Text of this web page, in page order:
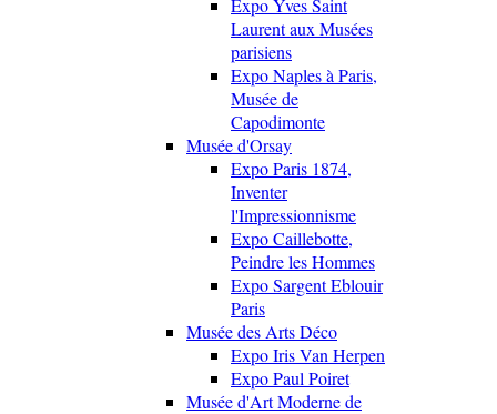
Expo Yves Saint
Laurent aux Musées
parisiens
Expo Naples à Paris,
Musée de
Capodimonte
Musée d'Orsay
Expo Paris 1874,
Inventer
l'Impressionnisme
Expo Caillebotte,
Peindre les Hommes
Expo Sargent Eblouir
Paris
Musée des Arts Déco
Expo Iris Van Herpen
Expo Paul Poiret
Musée d'Art Moderne de